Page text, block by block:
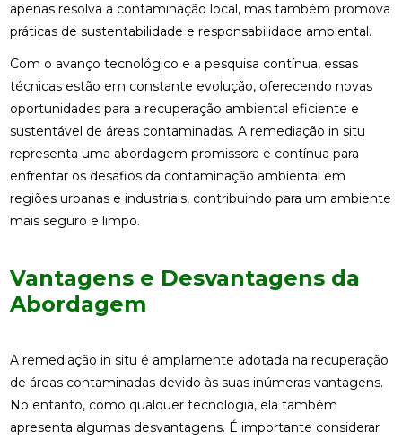
apenas resolva a contaminação local, mas também promova
práticas de sustentabilidade e responsabilidade ambiental.
Com o avanço tecnológico e a pesquisa contínua, essas
técnicas estão em constante evolução, oferecendo novas
oportunidades para a recuperação ambiental eficiente e
sustentável de áreas contaminadas. A remediação in situ
representa uma abordagem promissora e contínua para
enfrentar os desafios da contaminação ambiental em
regiões urbanas e industriais, contribuindo para um ambiente
mais seguro e limpo.
Vantagens e Desvantagens da
Abordagem
A remediação in situ é amplamente adotada na recuperação
de áreas contaminadas devido às suas inúmeras vantagens.
No entanto, como qualquer tecnologia, ela também
apresenta algumas desvantagens. É importante considerar